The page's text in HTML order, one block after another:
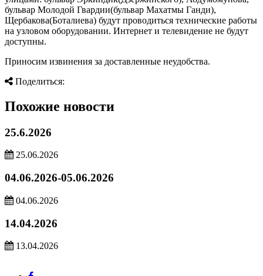
бульвар Молодой Гвардии(бульвар Махатмы Ганди),
Щербакова(Боталиева) будут проводиться технические работы
на узловом оборудовании. Интернет и телевидение не будут
доступны.
Приносим извинения за доставленные неудобства.
Поделиться:
Похожие новости
25.6.2026
25.06.2026
04.06.2026-05.06.2026
04.06.2026
14.04.2026
13.04.2026